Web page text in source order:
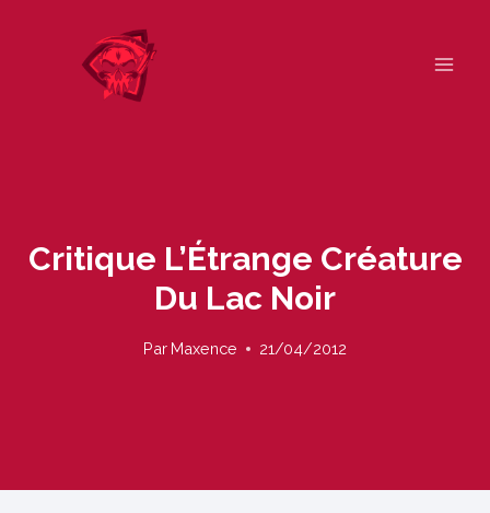
Critique L’Étrange Créature
Du Lac Noir
Par Maxence 21/04/2012